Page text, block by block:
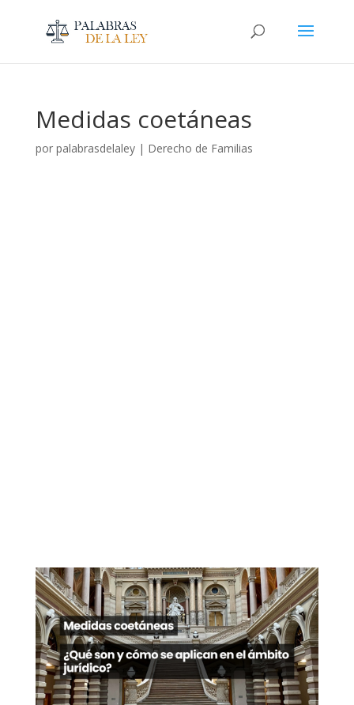
Medidas coetáneas
por palabrasdelaley| Derecho de Familias